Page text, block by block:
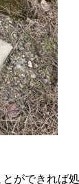
ができれば